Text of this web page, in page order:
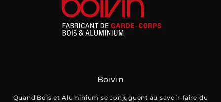
Boivin
Quand Bois et Aluminium se conjuguent au savoir-faire du